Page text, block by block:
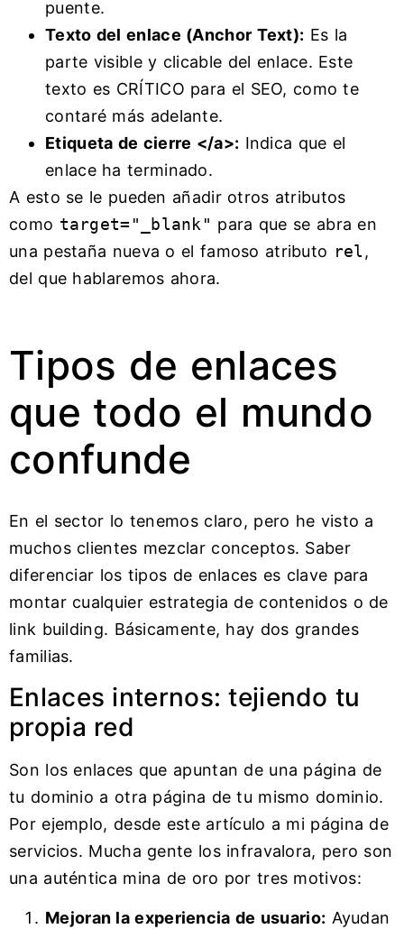
puente.
Texto del enlace (Anchor Text): Es la
parte visible y clicable del enlace. Este
texto es CRÍTICO para el SEO, como te
contaré más adelante.
Etiqueta de cierre </a>: Indica que el
enlace ha terminado.
A esto se le pueden añadir otros atributos
como target="_blank" para que se abra en
una pestaña nueva o el famoso atributo rel,
del que hablaremos ahora.
Tipos de enlaces
que todo el mundo
confunde
En el sector lo tenemos claro, pero he visto a
muchos clientes mezclar conceptos. Saber
diferenciar los tipos de enlaces es clave para
montar cualquier estrategia de contenidos o de
link building. Básicamente, hay dos grandes
familias.
Enlaces internos: tejiendo tu
propia red
Son los enlaces que apuntan de una página de
tu dominio a otra página de tu mismo dominio.
Por ejemplo, desde este artículo a mi página de
servicios. Mucha gente los infravalora, pero son
una auténtica mina de oro por tres motivos:
Mejoran la experiencia de usuario: Ayudan